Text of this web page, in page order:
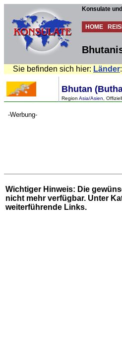
Konsulate
HOME
Sie befinden sich hier: Länder:
Bhutan
Region Asia/Asien ,
-Werbung-
Wichtiger Hinweis: Die
nicht mehr verfügbar. Unter
weiterführende Links.